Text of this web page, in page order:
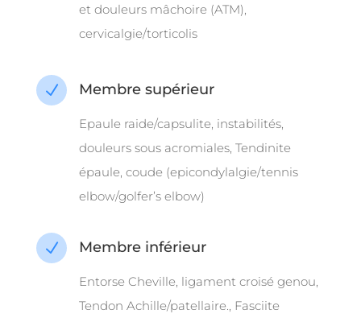
et douleurs mâchoire (ATM),
cervicalgie/torticolis
N Membre supérieur
Epaule raide/capsulite, instabilités,
douleurs sous acromiales, Tendinite
épaule, coude (epicondylalgie/tennis
elbow/golfer’s elbow)
N Membre inférieur
Entorse Cheville, ligament croisé genou,
Tendon Achille/patellaire., Fasciite